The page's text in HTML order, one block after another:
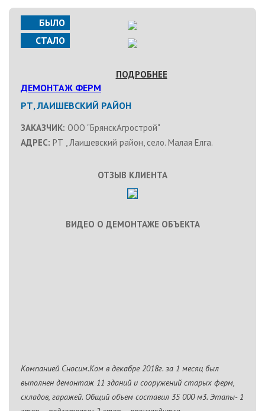
БЫЛО
СТАЛО
ПОДРОБНЕЕ
ДЕМОНТАЖ ФЕРМ
РТ, ЛАИШЕВСКИЙ РАЙОН
ЗАКАЗЧИК: ООО "БрянскАгрострой"
АДРЕС: РТ , Лаишевский район, село. Малая Елга.
ОТЗЫВ КЛИЕНТА
ВИДЕО О ДЕМОНТАЖЕ ОБЪЕКТА
Компанией Сносим.Ком в декабре 2018г. за 1 месяц был
выполнен демонтаж 11 зданий и сооружений старых ферм,
складов, гаражей. Общий объем составил 35 000 м3. Этапы- 1